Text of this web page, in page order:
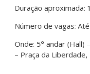
Duração aproximada:
Número de vagas:
Onde: 5° andar (Hall)
– Praça da